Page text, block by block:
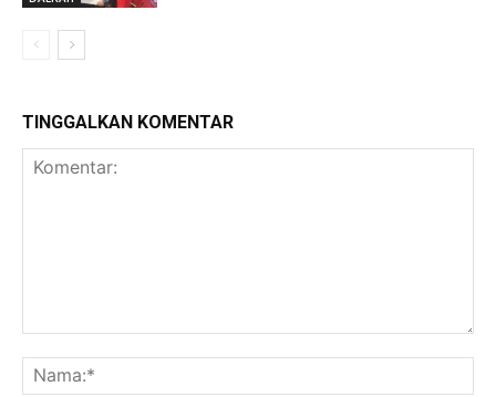
TINGGALKAN KOMENTAR